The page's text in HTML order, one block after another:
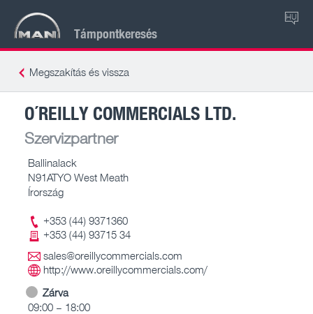
Támpontkeresés
HU
Megszakítás és vissza
O´REILLY COMMERCIALS LTD.
Szervizpartner
Ballinalack
N91ATYO West Meath
Írország
+353 (44) 9371360
+353 (44) 93715 34
sales@oreillycommercials.com
http://www.oreillycommercials.com/
Zárva
09:00 – 18:00